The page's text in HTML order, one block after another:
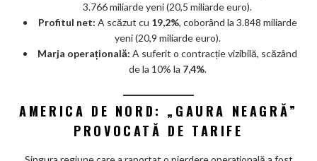
3.766 miliarde yeni (20,5 miliarde euro).
Profitul net: A scăzut cu 19,2%, coborând la 3.848 miliarde
yeni (20,9 miliarde euro).
Marja operațională: A suferit o contracție vizibilă, scăzând
de la 10% la 7,4%.
AMERICA DE NORD: „GAURA NEAGRĂ”
PROVOCATĂ DE TARIFE